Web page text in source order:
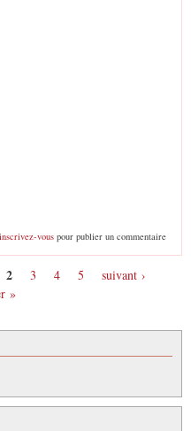
inscrivez-vouspour publier un commentaire
2 3 4 5
suivant ›
»